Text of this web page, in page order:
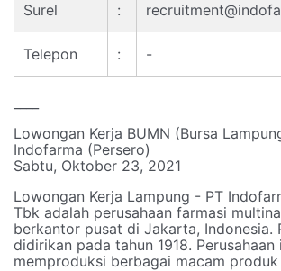
Surel :
Telepon : -
Lowongan Kerja BUMN (Bursa
Indofarma (Persero)
Sabtu, Oktober 23, 2021
Lowongan Kerja Lampung - PT
Tbk adalah perusahaan farmasi
berkantor pusat di Jakarta, Indonesia.
didirikan pada tahun 1918. Perusahaan
memproduksi berbagai macam